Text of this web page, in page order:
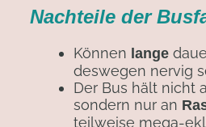
Nachteile der
Können lange
deswegen nervig
Der Bus hält nicht
sondern nur an
teilweise mega-